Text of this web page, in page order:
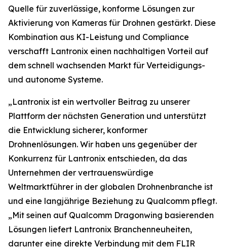
Quelle für zuverlässige, konforme Lösungen zur
Aktivierung von Kameras für Drohnen gestärkt. Diese
Kombination aus KI-Leistung und Compliance
verschafft Lantronix einen nachhaltigen Vorteil auf
dem schnell wachsenden Markt für Verteidigungs-
und autonome Systeme.
„Lantronix ist ein wertvoller Beitrag zu unserer
Plattform der nächsten Generation und unterstützt
die Entwicklung sicherer, konformer
Drohnenlösungen. Wir haben uns gegenüber der
Konkurrenz für Lantronix entschieden, da das
Unternehmen der vertrauenswürdige
Weltmarktführer in der globalen Drohnenbranche ist
und eine langjährige Beziehung zu Qualcomm pflegt.
„Mit seinen auf Qualcomm Dragonwing basierenden
Lösungen liefert Lantronix Branchenneuheiten,
darunter eine direkte Verbindung mit dem FLIR